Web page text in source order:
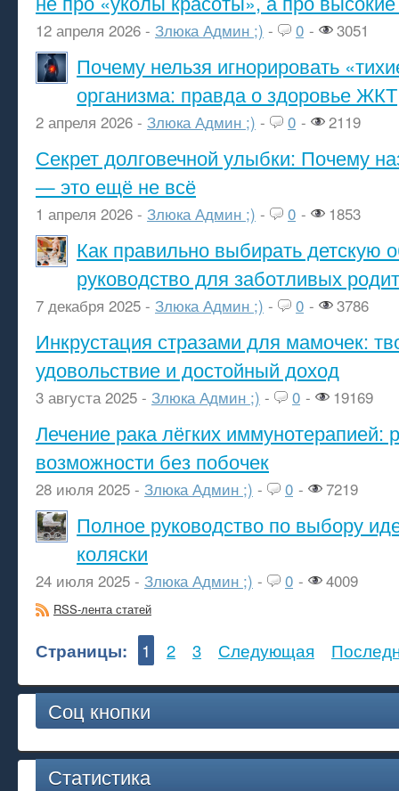
12 апреля 2026 - Злюка Админ ;) - 0 - 3051
Почему нельзя игнорировать
организма: правда о здоровье ЖКТ
2 апреля 2026 - Злюка Админ ;) - 0 - 2119
Секрет долговечной улыбки: Почему
— это ещё не всё
1 апреля 2026 - Злюка Админ ;) - 0 - 1853
Как правильно выбирать детскую
руководство для заботливых
7 декабря 2025 - Злюка Админ ;) - 0 - 3786
Инкрустация стразами для мамочек:
удовольствие и достойный доход
3 августа 2025 - Злюка Админ ;) - 0 - 19169
Лечение рака лёгких иммунотерапией:
возможности без побочек
28 июля 2025 - Злюка Админ ;) - 0 - 7219
Полное руководство по выбору
коляски
24 июля 2025 - Злюка Админ ;) - 0 - 4009
RSS-лента статей
Страницы: 1 2 3 Следующая
Соц кнопки
Статистика